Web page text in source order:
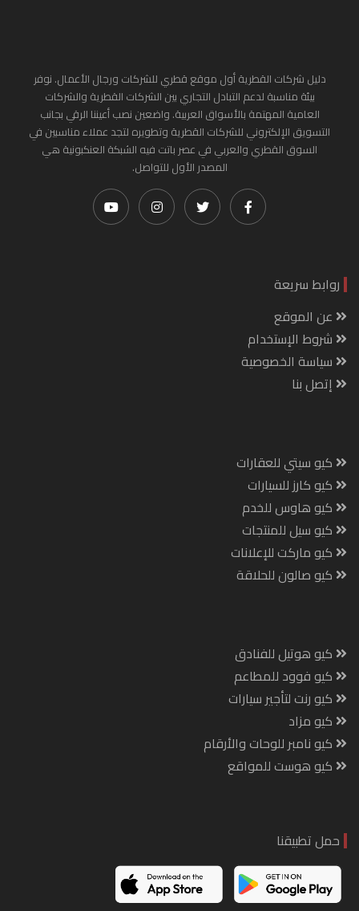
دليل شركات القطرية أول موقع قطري للشركات ورجال الأعمال. نوفر
بيئة مناسبة لدعم التبادل التجاري بين الشركات القطرية والشركات
العامية المهتمة بالأسواق العربية. واضعين نصب أعيننا الرقي بجانب
التسويق الإلكتروني للشركات القطرية وتطويره لتجد عملاء مناسبين في
السوق القطري والعربي في عصر باتت فيه الشبكة العنكبونية هي
المصدر الأول للتواصل.
روابط سريعة
عن الموقع
شروط الإستخدام
سياسة الخصوصية
إتصل بنا
كيو سيتي للعقارات
كيو كارز للسيارات
كيو هاوس للخدم
كيو سيل للمنتجات
كيو ماركت للإعلانات
كيو صالون للحلاقة
كيو هوتيل للفنادق
كيو فوود للمطاعم
كيو رنت لتأجير سيارات
كيو مزاد
كيو نامبر للوحات والأرقام
كيو هوست للمواقع
حمل تطبيقنا